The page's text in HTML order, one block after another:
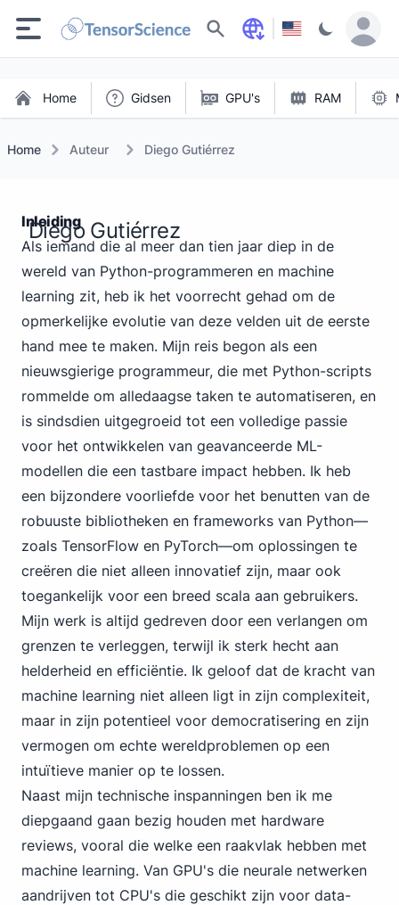
Zoeken
Home Gidsen GPU's RAM
Home Auteur Diego Gutiérrez
Inleiding
Diego Gutiérrez
Als iemand die al meer dan tien jaar diep in de
wereld van Python-programmeren en machine
learning zit, heb ik het voorrecht gehad om de
opmerkelijke evolutie van deze velden uit de eerste
hand mee te maken. Mijn reis begon als een
nieuwsgierige programmeur, die met Python-scripts
rommelde om alledaagse taken te automatiseren, en
is sindsdien uitgegroeid tot een volledige passie
voor het ontwikkelen van geavanceerde ML-
modellen die een tastbare impact hebben. Ik heb
een bijzondere voorliefde voor het benutten van de
robuuste bibliotheken en frameworks van Python—
zoals TensorFlow en PyTorch—om oplossingen te
creëren die niet alleen innovatief zijn, maar ook
toegankelijk voor een breed scala aan gebruikers.
Mijn werk is altijd gedreven door een verlangen om
grenzen te verleggen, terwijl ik sterk hecht aan
helderheid en efficiëntie. Ik geloof dat de kracht van
machine learning niet alleen ligt in zijn complexiteit,
maar in zijn potentieel voor democratisering en zijn
vermogen om echte wereldproblemen op een
intuïtieve manier op te lossen.
Naast mijn technische inspanningen ben ik me
diepgaand gaan bezig houden met hardware
reviews, vooral die welke een raakvlak hebben met
machine learning. Van GPU's die neurale netwerken
aandrijven tot CPU's die geschikt zijn voor data-